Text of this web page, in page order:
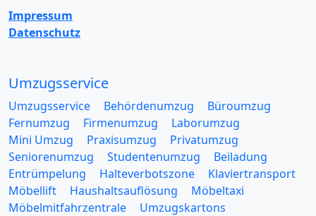
Impressum
Datenschutz
Umzugsservice
Umzugsservice Behördenumzug
Büroumzug
Fernumzug
Firmenumzug
Laborumzug
Mini Umzug
Praxisumzug
Privatumzug
Seniorenumzug
Studentenumzug
Beiladung
Entrümpelung
Halteverbotszone
Klaviertransport
Möbellift
Haushaltsauflösung
Möbeltaxi
Möbelmitfahrzentrale
Umzugskartons